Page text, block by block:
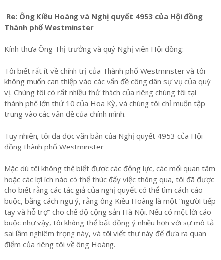
Re: Ông Kiều Hoàng và Nghị quyết 4953 của Hội đồng
Thành phố Westminster
Kính thưa Ông Thị trưởng và quý Nghị viên Hội đồng:
Tôi biết rất ít về chính trị của Thành phố Westminster và tôi
không muốn can thiệp vào các vấn đề công dân sự vụ của quý
vị. Chúng tôi có rất nhiều thử thách của riêng chúng tôi tại
thành phố lớn thứ 10 của Hoa Kỳ, và chúng tôi chỉ muốn tập
trung vào các vấn đề của chính mình.
Tuy nhiên, tôi đã đọc văn bản của Nghị quyết 4953 của Hội
đồng thành phố Westminster.
Mặc dù tôi không thể biết được các động lực, các mối quan tâm
hoặc các lợi ích nào có thể thúc đẩy việc thông qua, tôi đã được
cho biết rằng các tác giả của nghị quyết có thể tìm cách cáo
buộc, bằng cách ngụ ý, rằng ông Kiều Hoàng là một “người tiếp
tay và hỗ trợ” cho chế độ cộng sản Hà Nội. Nếu có một lời cáo
buộc như vậy, tôi không thể bất đồng ý nhiều hơn với sự mô tả
sai lầm nghiêm trọng này, và tôi viết thư này để đưa ra quan
điểm của riêng tôi về ông Hoàng.